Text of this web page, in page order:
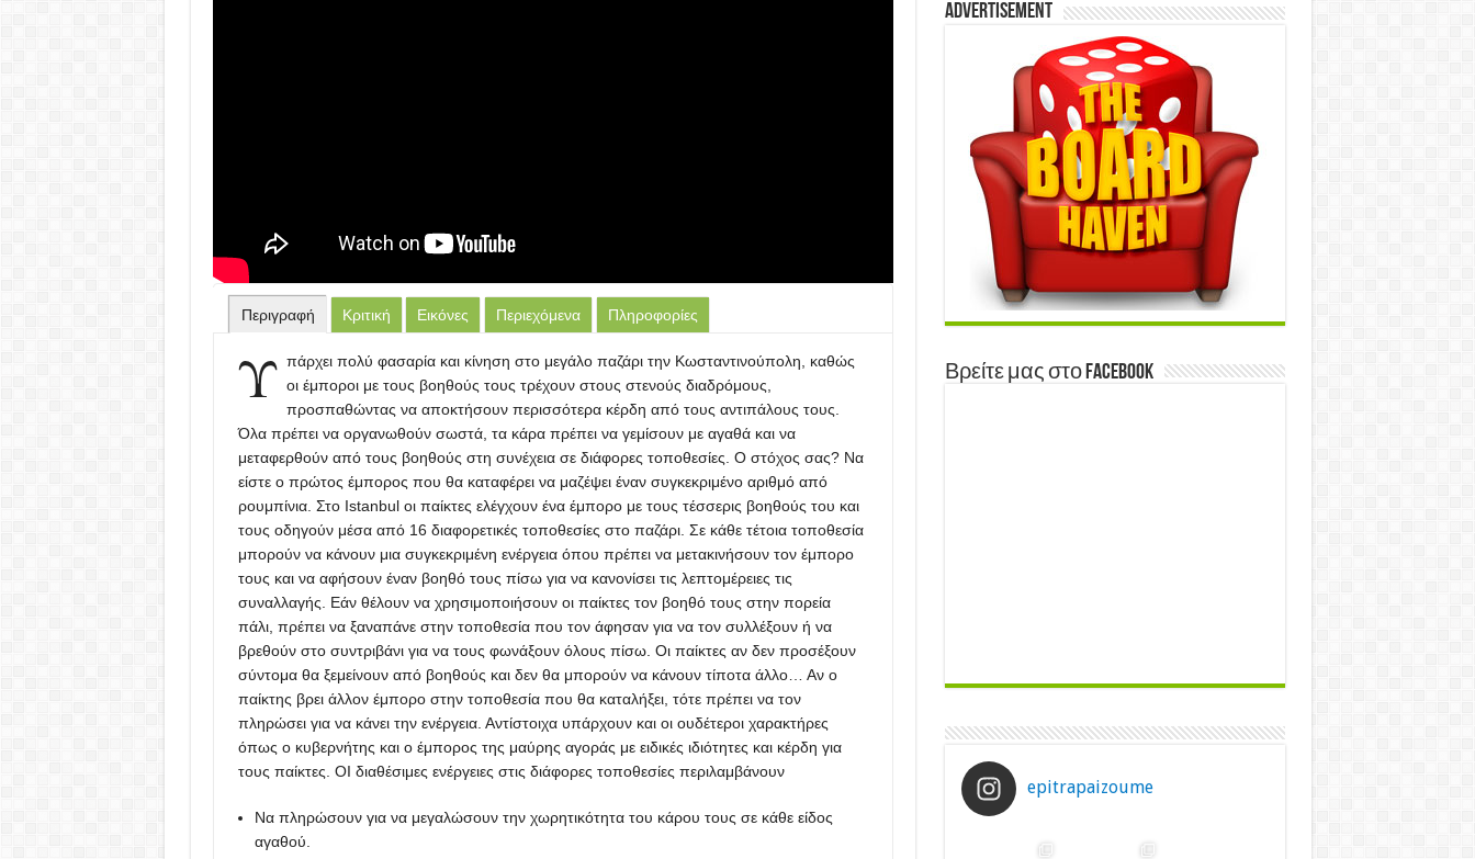
Περιγραφή Κριτική Εικόνες Περιεχόμενα Πληροφορίες
Υ πάρχει πολύ φασαρία και κίνηση στο μεγάλο παζάρι την Κωσταντινούπολη, καθώς
οι έμποροι με τους βοηθούς τους τρέχουν στους στενούς διαδρόμους,
προσπαθώντας να αποκτήσουν περισσότερα κέρδη από τους αντιπάλους τους.
Όλα πρέπει να οργανωθούν σωστά, τα κάρα πρέπει να γεμίσουν με αγαθά και να
μεταφερθούν από τους βοηθούς στη συνέχεια σε διάφορες τοποθεσίες. Ο στόχος σας? Να
είστε ο πρώτος έμπορος που θα καταφέρει να μαζέψει έναν συγκεκριμένο αριθμό από
ρουμπίνια. Στο Istanbul οι παίκτες ελέγχουν ένα έμπορο με τους τέσσερις βοηθούς του και
τους οδηγούν μέσα από 16 διαφορετικές τοποθεσίες στο παζάρι. Σε κάθε τέτοια τοποθεσία
μπορούν να κάνουν μια συγκεκριμένη ενέργεια όπου πρέπει να μετακινήσουν τον έμπορο
τους και να αφήσουν έναν βοηθό τους πίσω για να κανονίσει τις λεπτομέρειες τις
συναλλαγής. Εάν θέλουν να χρησιμοποιήσουν οι παίκτες τον βοηθό τους στην πορεία
πάλι, πρέπει να ξαναπάνε στην τοποθεσία που τον άφησαν για να τον συλλέξουν ή να
βρεθούν στο συντριβάνι για να τους φωνάξουν όλους πίσω. Οι παίκτες αν δεν προσέξουν
σύντομα θα ξεμείνουν από βοηθούς και δεν θα μπορούν να κάνουν τίποτα άλλο… Αν ο
παίκτης βρει άλλον έμπορο στην τοποθεσία που θα καταλήξει, τότε πρέπει να τον
πληρώσει για να κάνει την ενέργεια. Αντίστοιχα υπάρχουν και οι ουδέτεροι χαρακτήρες
όπως ο κυβερνήτης και ο έμπορος της μαύρης αγοράς με ειδικές ιδιότητες και κέρδη για
τους παίκτες. ΟΙ διαθέσιμες ενέργειες στις διάφορες τοποθεσίες περιλαμβάνουν
Να πληρώσουν για να μεγαλώσουν την χωρητικότητα του κάρου τους σε κάθε είδος
αγαθού.
Advertisement
Βρείτε μας στο Facebook
epitrapaizoume